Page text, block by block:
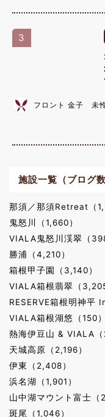
3
フロント 金子 未
施設一覧（ブログ数
那須／那須Retreat（
鬼怒川（1,660）
VIALA鬼怒川渓翠（
勝浦（4,210）
箱根甲子園（3,140）
VIALA箱根翡翠（3,205
RESERVE箱根明神平
VIALA箱根湖悠（150）
熱海伊豆山 & VIALA（
天城高原（2,196）
伊東（2,408）
浜名湖（1,901）
山中湖マウント富士（
斑尾（1,046）